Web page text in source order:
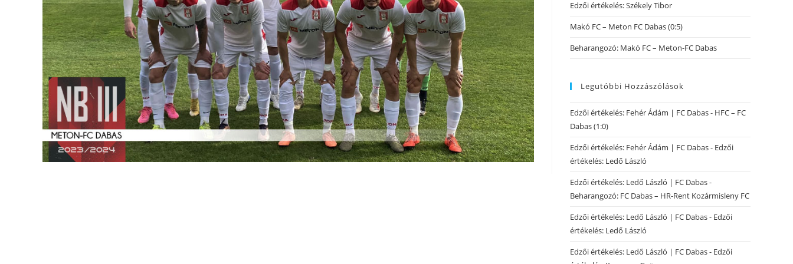
Edzői értékelés: Székely Tibor
Makó FC – Meton FC Dabas (0:5)
Beharangozó: Makó FC – Meton-FC Dabas
Legutóbbi Hozzászólások
Edzői értékelés: Fehér Ádám | FC Dabas- HFC – FC
Dabas (1:0)
Edzői értékelés: Fehér Ádám | FC Dabas- Edzői
értékelés: Ledő László
Edzői értékelés: Ledő László | FC Dabas-
Beharangozó: FC Dabas – HR-Rent Kozármisleny FC
Edzői értékelés: Ledő László | FC Dabas- Edzői
értékelés: Ledő László
Edzői értékelés: Ledő László | FC Dabas- Edzői